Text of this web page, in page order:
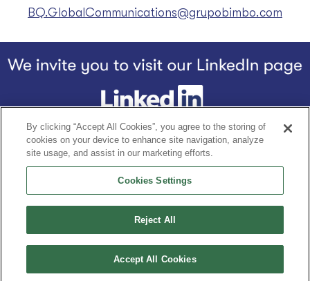
BQ.GlobalCommunications@grupobimbo.com
Footer
HomeБІЗДІҢ ТАРИХЫМЫЗБіздің өнімдерBQ
Құпиялылық туралы мәлімдеме
Шарттар және талаптар
Grupo Bimbo компаниясының құрметті мүшесі
By clicking “Accept All Cookies”, you agree to the storing of
cookies on your device to enhance site navigation, analyze
site usage, and assist in our marketing efforts.
Cookies Settings
Reject All
Accept All Cookies